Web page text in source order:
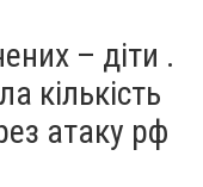
– діти .
кількість
атаку рф